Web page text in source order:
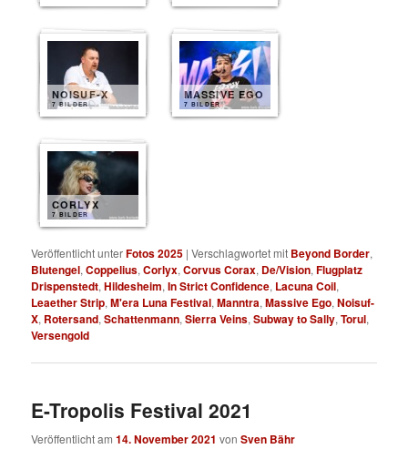
NOISUF-X
7 BILDER
MASSIVE EGO
7 BILDER
CORLYX
7 BILDER
Veröffentlicht unterFotos 2025 |Verschlagwortet mit Beyond Border,
Blutengel,Coppelius,Corlyx,Corvus Corax, De/Vision,Flugplatz
Drispenstedt,Hildesheim,In Strict Confidence, Lacuna Coil,
Leaether Strip,M'era Luna Festival,Manntra,Massive Ego,Noisuf-
X, Rotersand,Schattenmann,Sierra Veins,Subway to Sally,Torul,
Versengold
E-Tropolis Festival 2021
Veröffentlicht am14. November 2021 vonSven Bähr